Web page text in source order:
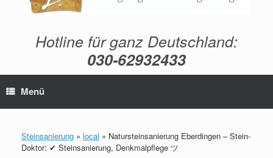
Hotline für ganz Deutschland:
030-62932433
Menü
Steinsanierung » local » Natursteinsanierung Eberdingen – Stein-
Doktor: ✔ Steinsanierung, Denkmalpflege ツ